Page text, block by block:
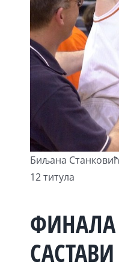
Биљана Станковић
12 титула